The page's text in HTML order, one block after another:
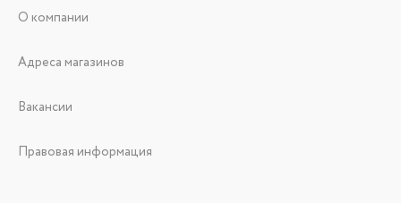
О компании
Адреса магазинов
Вакансии
Правовая информация